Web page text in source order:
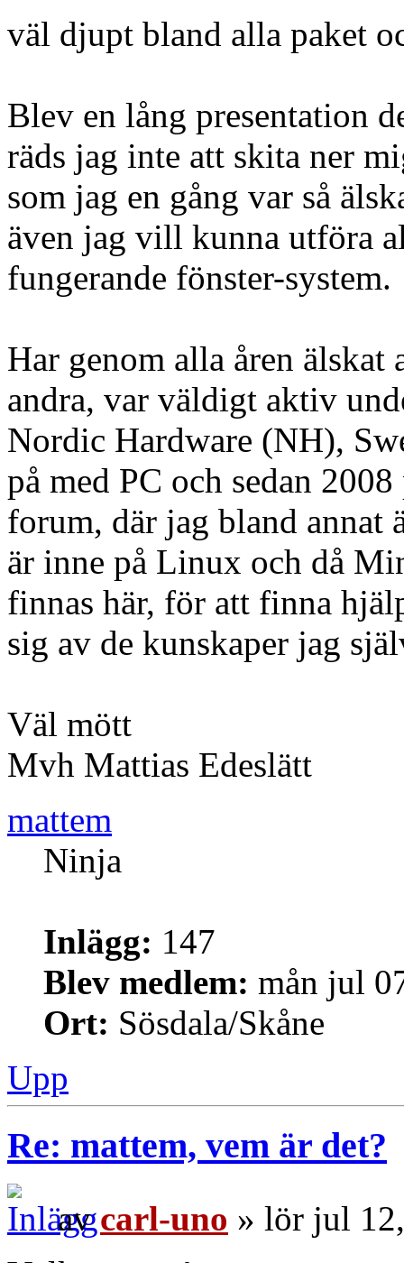
väl djupt bland alla paket
Blev en lång presentation
räds jag inte att skita ner
som jag en gång var så
även jag vill kunna utföra
fungerande fönster-system.
Har genom alla åren
andra, var väldigt aktiv
Nordic Hardware (NH),
på med PC och sedan
forum, där jag bland annat
är inne på Linux och då
finnas här, för att finna
sig av de kunskaper jag
Väl mött
Mvh Mattias Edeslätt
mattem
Ninja
Inlägg: 147
Blev medlem: mån jul
Ort: Sösdala/Skåne
Upp
Re: mattem, vem är det?
avcarl-uno » lör jul